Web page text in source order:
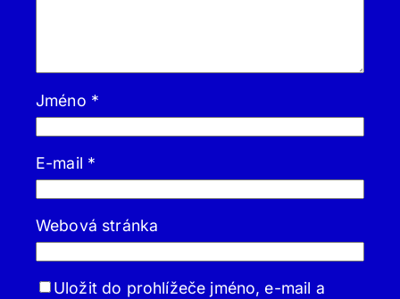
Jméno *
E-mail *
Webová stránka
Uložit do prohlížeče jméno, e-mail a